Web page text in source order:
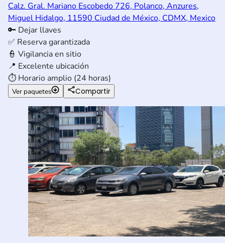
Calz. Gral. Mariano Escobedo 726, Polanco, Anzures,
Miguel Hidalgo, 11590 Ciudad de México, CDMX, Mexico
🔑 Dejar llaves
✅ Reserva garantizada
👮 Vigilancia en sitio
📍 Excelente ubicación
⏱️ Horario amplio (24 horas)
Ver paquetes Compartir